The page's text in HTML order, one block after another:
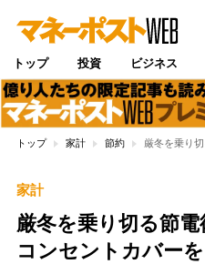
トップ 投資 ビジネス
トップ 家計 節約 厳冬を乗り
家計
厳冬を乗り切る節
コンセントカバーを